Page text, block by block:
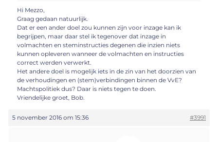
Hi Mezzo,
Graag gedaan natuurlijk.
Dat er een ander doel zou kunnen zijn voor inzage kan ik
begrijpen, maar daar stel ik tegenover dat inzage in
volmachten en steminstructies degenen die inzien niets
kunnen opleveren wanneer de volmachten en instructies
correct werden verwerkt.
Het andere doel is mogelijk iets in de zin van het doorzien van
de verhoudingen en (stem)verbindingen binnen de VvE?
Machtspolitiek dus? Daar is niets tegen te doen.
Vriendelijke groet, Bob.
5 november 2016 om 15:36 #3991